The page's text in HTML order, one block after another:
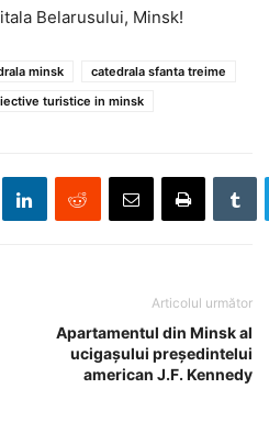
Belarusului, Minsk!
minsk
catedrala sfanta treime
turistice in minsk
Articolul următor
Apartamentul din Minsk al
ucigașului președintelui
american J.F. Kennedy